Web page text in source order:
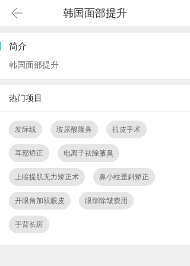
韩国面部提升
简介
韩国面部提升
热门项目
发际线 玻尿酸隆鼻 拉皮手术
耳部矫正 电离子祛除腋臭
上睑提肌无力矫正术 鼻小柱歪斜矫正
开眼角加双眼皮 眼部除皱费用
手背长斑